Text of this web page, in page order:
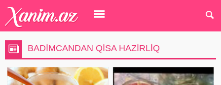
BADIMCANDAN QISA HAZIRLIQ